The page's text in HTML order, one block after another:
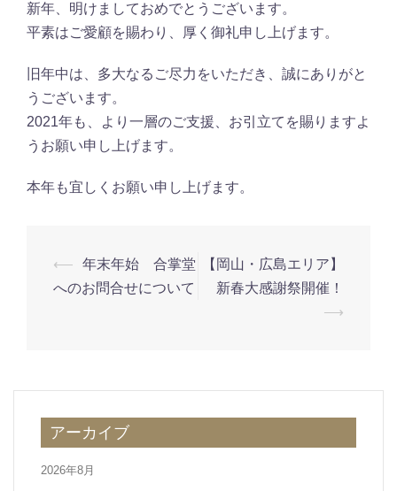
新年、明けましておめでとうございます。
平素はご愛顧を賜わり、厚く御礼申し上げます。
旧年中は、多大なるご尽力をいただき、誠にありがと
うございます。
2021年も、より一層のご支援、お引立てを賜りますよ
うお願い申し上げます。
本年も宜しくお願い申し上げます。
投
稿
ー
シ
ョ
ン
⟵
年末年始 合掌堂
へのお問合せについて
【岡山・広島エリア】
新春大感謝祭開催！
⟶
アーカイブ
2026年8月